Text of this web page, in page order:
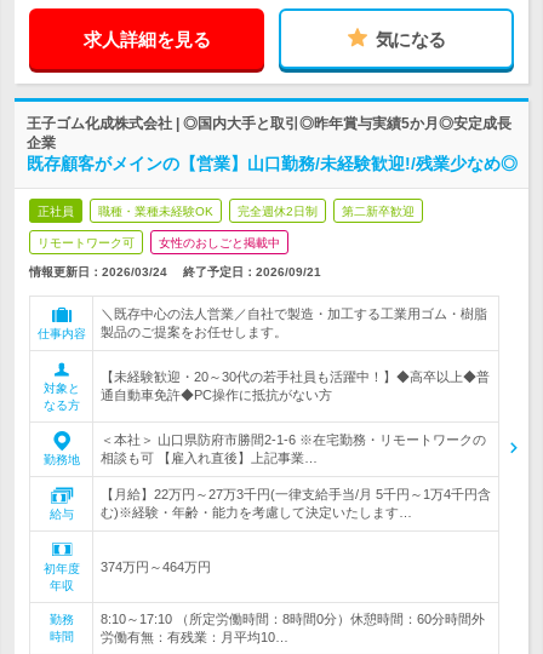
求人詳細を見る 気になる
王子ゴム化成株式会社 | ◎国内大手と取引◎昨年賞与実績5か月◎安定成長
企業
既存顧客がメインの【営業】山口勤務/未経験歓迎!/残業少なめ◎
正社員 職種・業種未経験OK 完全週休2日制 第二新卒歓迎
リモートワーク可 女性のおしごと掲載中
情報更新日：2026/03/24 終了予定日： 2026/09/21
仕事内容
＼既存中心の法人営業／自社で製造・加工する工業用ゴム・樹脂
製品のご提案をお任せします。
対象と
なる方
【未経験歓迎・20～30代の若手社員も活躍中！】◆高卒以上◆普
通自動車免許◆PC操作に抵抗がない方
勤務地
＜本社＞ 山口県防府市勝間2-1-6 ※在宅勤務・リモートワークの
相談も可 【雇入れ直後】上記事業…
給与
【月給】22万円～27万3千円(一律支給手当/月 5千円～1万4千円含
む)※経験・年齢・能力を考慮して決定いたします…
初年度
年収
374万円～464万円
勤務
時間
8:10～17:10 （所定労働時間：8時間0分）休憩時間：60分時間外
労働有無：有残業：月平均10…